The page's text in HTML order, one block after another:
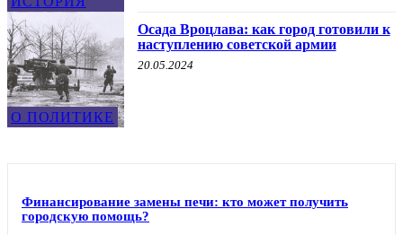
О ПОЛИТИКЕ
Осада Вроцлава: как город готовили к
наступлению советской армии
20.05.2024
Финансирование замены печи: кто может получить
городскую помощь?